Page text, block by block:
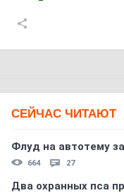
СЕЙЧАС ЧИТАЮТ
Флуд на автотему
664 27
Два охранных пса